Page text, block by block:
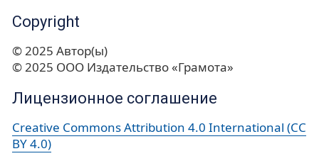
Copyright
© 2025 Автор(ы)
© 2025 ООО Издательство «Грамота»
Лицензионное соглашение
Creative Commons Attribution 4.0 International (CC
BY 4.0)